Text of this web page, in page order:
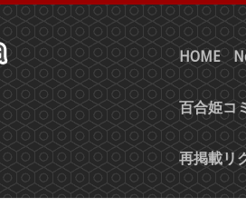
HOME
百合姫コ
再掲載リ